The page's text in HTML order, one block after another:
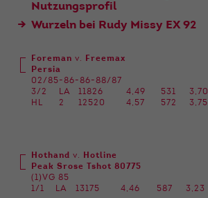
Nutzungsprofil
Wurzeln bei Rudy Missy EX 92
Foreman v.
Freemax
Persia
02/85-86-86-88/87
3/2
LA 11826 4,49 531 3,70
HL
2 12520 4,57 572 3,75
Hothand v.
Hotline
Peak Srose Tshot 80775
(1)VG 85
1/1
LA 13175 4,46 587 3,23